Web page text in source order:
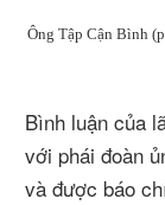
Ông Tập Cận Bình
Bình luận của
với phái đoàn
và được báo